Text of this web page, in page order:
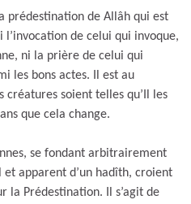
prédestination de Allâh qui est
de celui qui invoque,
ni la prière de celui qui
les bons actes. Il est au
créatures soient telles qu’Il les
que cela change.
se fondant arbitrairement
apparent d’un hadîth, croient
la Prédestination. Il s’agit de